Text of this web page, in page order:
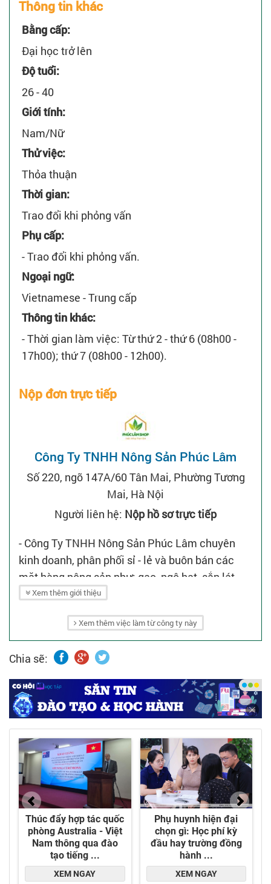
Thông tin khác
Bằng cấp:
Đại học trở lên
Độ tuổi:
26 - 40
Giới tính:
Nam/Nữ
Thử việc:
Thỏa thuận
Thời gian:
Trao đổi khi phỏng vấn
Phụ cấp:
- Trao đổi khi phỏng vấn.
Ngoại ngữ:
Vietnamese - Trung cấp
Thông tin khác:
- Thời gian làm việc: Từ thứ 2 - thứ 6 (08h00 -
17h00); thứ 7 (08h00 - 12h00).
Nộp đơn trực tiếp
Công Ty TNHH Nông Sản Phúc Lâm
Số 220, ngõ 147A/60 Tân Mai, Phường Tương
Mai, Hà Nội
Người liên hệ: Nộp hồ sơ trực tiếp
- Công Ty TNHH Nông Sản Phúc Lâm chuyên
kinh doanh, phân phối sỉ - lẻ và buôn bán các
mặt hàng nông sản như: gạo, ngô hạt, sắn lát
khô, thực phẩm và vật tư nông nghiệp...
Xem thêm giới thiệu
Xem thêm việc làm từ công ty này
Chia sẽ: